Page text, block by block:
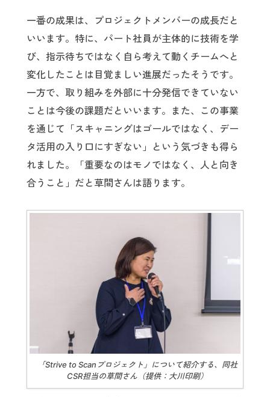
一番の成果は、プロジェクトメンバーの成長だと
いいます。特に、パート社員が主体的に技術を学
び、指示待ちではなく自ら考えて動くチームへと
変化したことは目覚ましい進展だったそうです。
一方で、取り組みを外部に十分発信できていない
ことは今後の課題だといいます。また、この事業
を通じて「スキャニングはゴールではなく、デー
タ活用の入り口にすぎない」という気づきも得ら
れました。「重要なのはモノではなく、人と向き
合うこと」だと草間さんは語ります。
「Strive to Scanプロジェクト」について紹介する、同社
CSR担当の草間さん（提供：大川印刷）